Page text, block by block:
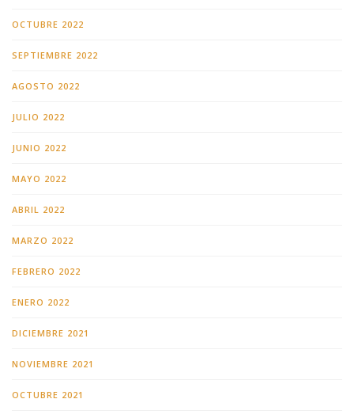
OCTUBRE 2022
SEPTIEMBRE 2022
AGOSTO 2022
JULIO 2022
JUNIO 2022
MAYO 2022
ABRIL 2022
MARZO 2022
FEBRERO 2022
ENERO 2022
DICIEMBRE 2021
NOVIEMBRE 2021
OCTUBRE 2021